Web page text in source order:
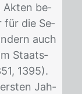
Ak­ten be­
für die Se­
auch
Staats­
1395).
Jah­